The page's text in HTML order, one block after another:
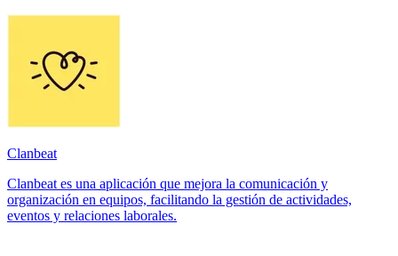
Clanbeat
Clanbeat es una aplicación que mejora la comunicación y
organización en equipos, facilitando la gestión de actividades,
eventos y relaciones laborales.